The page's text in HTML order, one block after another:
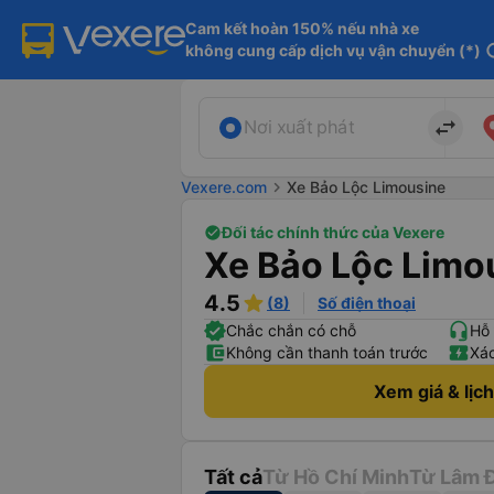
Cam kết hoàn 150% nếu nhà xe
không cung cấp dịch vụ vận chuyển (*)
Nơi xuất phát import_export
Vexere.com chevron_right Xe Bảo Lộc Limousine
Đối tác chính thức của Vexere
Xe Bảo Lộc
4.5 (8)
Số điện thoại
Chắc chắn có chỗ
Không cần thanh toán trước
Xem giá &
Tất cảTừ Hồ Chí MinhTừ Lâm